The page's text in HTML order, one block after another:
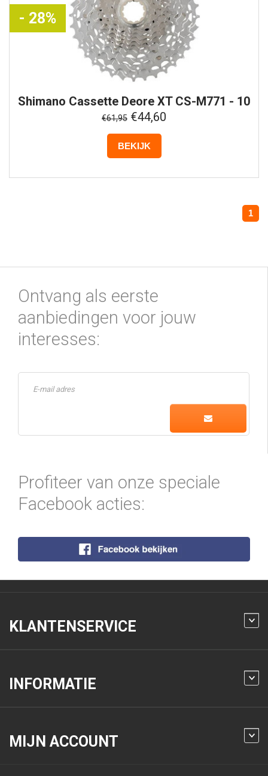
- 28%
Shimano Cassette Deore XT CS-M771 - 10
Speed
€61,95 €44,60
BEKIJK
1
Ontvang als eerste
aanbiedingen voor jouw
interesses:
Profiteer van onze speciale
Facebook acties:
KLANTENSERVICE
INFORMATIE
MIJN ACCOUNT